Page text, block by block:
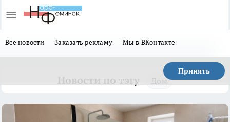
Все новости Заказать рекламу Мы в ВКонтакте
Принять
Дом